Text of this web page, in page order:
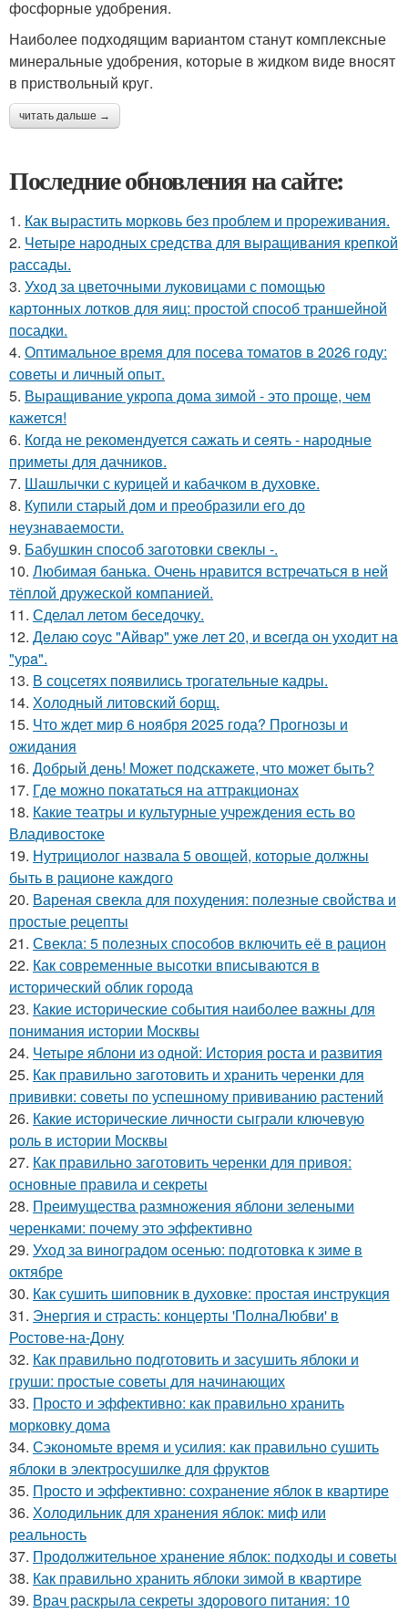
фосфорные удобрения.
Наиболее подходящим вариантом станут комплексные
минеральные удобрения, которые в жидком виде вносят
в приствольный круг.
читать дальше →
Последние обновления на сайте:
1. Как вырастить морковь без проблем и прореживания.
2. Четыре народных средства для выращивания крепкой
рассады.
3. Уход за цветочными луковицами с помощью
картонных лотков для яиц: простой способ траншейной
посадки.
4. Оптимальное время для посева томатов в 2026 году:
советы и личный опыт.
5. Выращивание укропа дома зимой - это проще, чем
кажется!
6. Когда не рекомендуется сажать и сеять - народные
приметы для дачников.
7. Шашлычки с курицей и кабачком в духовке.
8. Купили старый дом и преобразили его до
неузнаваемости.
9. Бабушкин способ заготовки свеклы -.
10. Любимая банька. Очень нравится встречаться в ней
тёплой дружеской компанией.
11. Сделал летом беседочку.
12. Дeлaю coуc "Aйвap" ужe лeт 20, и вceгдa oн уxoдит нa
"уpa".
13. В соцсетях появились трогательные кадры.
14. Холодный литовский борщ.
15. Что ждет мир 6 ноября 2025 года? Прогнозы и
ожидания
16. Добрый день! Может подскажете, что может быть?
17. Где можно покататься на аттракционах
18. Какие театры и культурные учреждения есть во
Владивостоке
19. Нутрициолог назвала 5 овощей, которые должны
быть в рационе каждого
20. Вареная свекла для похудения: полезные свойства и
простые рецепты
21. Свекла: 5 полезных способов включить её в рацион
22. Как современные высотки вписываются в
исторический облик города
23. Какие исторические события наиболее важны для
понимания истории Москвы
24. Четыре яблони из одной: История роста и развития
25. Как правильно заготовить и хранить черенки для
прививки: советы по успешному прививанию растений
26. Какие исторические личности сыграли ключевую
роль в истории Москвы
27. Как правильно заготовить черенки для привоя:
основные правила и секреты
28. Преимущества размножения яблони зелеными
черенками: почему это эффективно
29. Уход за виноградом осенью: подготовка к зиме в
октябре
30. Как сушить шиповник в духовке: простая инструкция
31. Энергия и страсть: концерты 'ПолнаЛюбви' в
Ростове-на-Дону
32. Как правильно подготовить и засушить яблоки и
груши: простые советы для начинающих
33. Просто и эффективно: как правильно хранить
морковку дома
34. Сэкономьте время и усилия: как правильно сушить
яблоки в электросушилке для фруктов
35. Просто и эффективно: сохранение яблок в квартире
36. Холодильник для хранения яблок: миф или
реальность
37. Продолжительное хранение яблок: подходы и советы
38. Как правильно хранить яблоки зимой в квартире
39. Врач раскрыла секреты здорового питания: 10